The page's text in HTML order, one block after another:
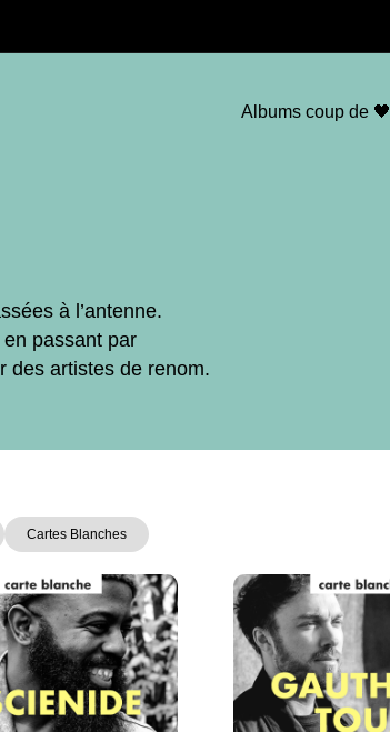
Albums coup de 🖤
à l’antenne.
passant par
des artistes de renom.
Cartes Blanches
Page